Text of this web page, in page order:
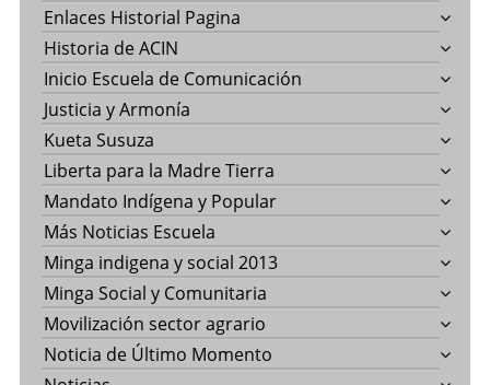
Enlaces Historial Pagina
Historia de ACIN
Inicio Escuela de Comunicación
Justicia y Armonía
Kueta Susuza
Liberta para la Madre Tierra
Mandato Indígena y Popular
Más Noticias Escuela
Minga indigena y social 2013
Minga Social y Comunitaria
Movilización sector agrario
Noticia de Último Momento